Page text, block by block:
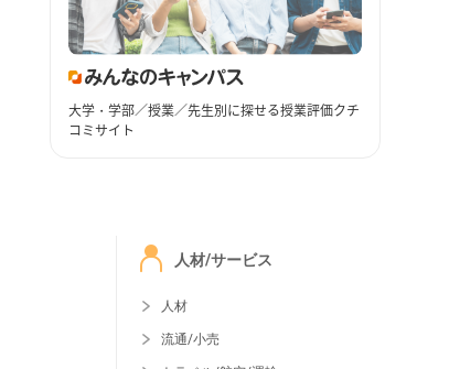
大学・学部／授業／先生別に探せる授業評価クチ
コミサイト
人材/サービス
人材
流通/小売